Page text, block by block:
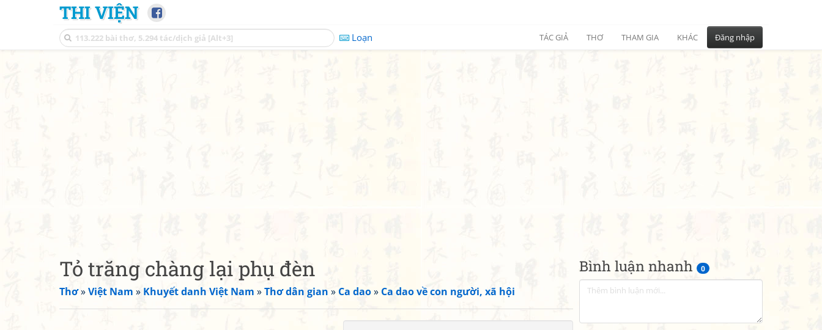
THI VIỆN
Loạn TÁC GIẢ THƠ THAM GIA KHÁC Đăng nhập
Bình luận nhanh 0
Tỏ trăng chàng lại phụ đèn
Thơ»Việt Nam » Khuyết danh Việt Nam »Thơ dân gian » Ca dao» Ca dao về con người, xã hội